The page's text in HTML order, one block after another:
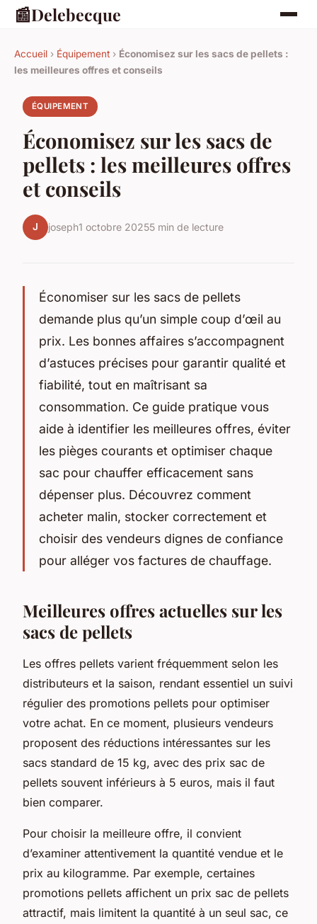
📰Delebecque
Accueil › Équipement › Économisez sur les sacs de pellets :
les meilleures offres et conseils
ÉQUIPEMENT
Économisez sur les sacs de
pellets : les meilleures offres
et conseils
J joseph1 octobre 20255 min de lecture
Économiser sur les sacs de pellets
demande plus qu’un simple coup d’œil au
prix. Les bonnes affaires s’accompagnent
d’astuces précises pour garantir qualité et
fiabilité, tout en maîtrisant sa
consommation. Ce guide pratique vous
aide à identifier les meilleures offres, éviter
les pièges courants et optimiser chaque
sac pour chauffer efficacement sans
dépenser plus. Découvrez comment
acheter malin, stocker correctement et
choisir des vendeurs dignes de confiance
pour alléger vos factures de chauffage.
Meilleures offres actuelles sur les
sacs de pellets
Les offres pellets varient fréquemment selon les
distributeurs et la saison, rendant essentiel un suivi
régulier des promotions pellets pour optimiser
votre achat. En ce moment, plusieurs vendeurs
proposent des réductions intéressantes sur les
sacs standard de 15 kg, avec des prix sac de
pellets souvent inférieurs à 5 euros, mais il faut
bien comparer.
Pour choisir la meilleure offre, il convient
d’examiner attentivement la quantité vendue et le
prix au kilogramme. Par exemple, certaines
promotions pellets affichent un prix sac de pellets
attractif, mais limitent la quantité à un seul sac, ce